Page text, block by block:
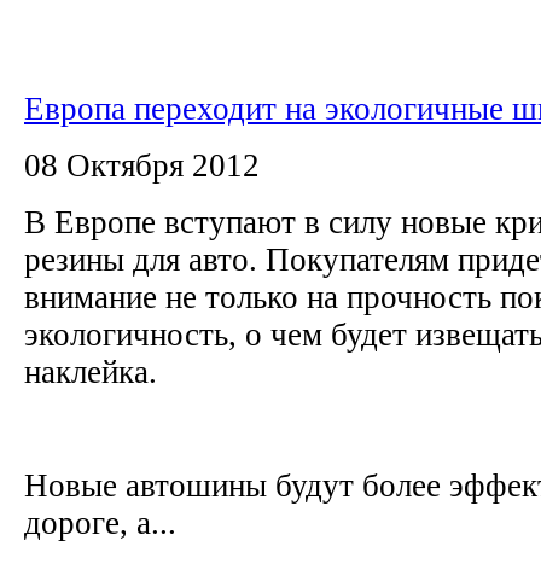
Европа переходит на экологичные
08 Октября 2012
В Европе вступают в силу новые
резины для авто. Покупателям
внимание не только на прочность
экологичность, о чем будет
наклейка.
Новые автошины будут более
дороге, а...